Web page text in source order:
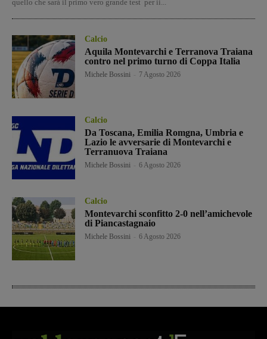
quello che sarà il primo vero grande test per ii...
Calcio
Aquila Montevarchi e Terranova Traiana
contro nel primo turno di Coppa Italia
Michele Bossini 7 Agosto 2026
Calcio
Da Toscana, Emilia Romgna, Umbria e
Lazio le avversarie di Montevarchi e
Terranuova Traiana
Michele Bossini 6 Agosto 2026
Calcio
Montevarchi sconfitto 2-0 nell’amichevole
di Piancastagnaio
Michele Bossini 6 Agosto 2026